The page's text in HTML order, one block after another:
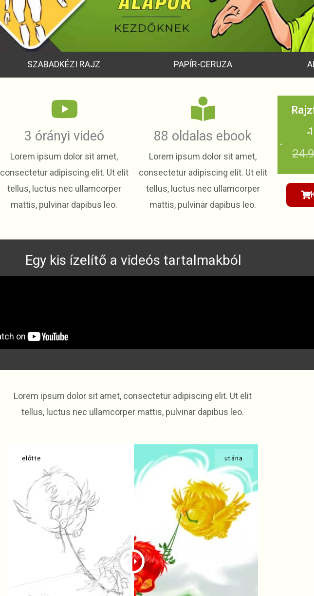
SZABADKÉZI RAJZ PAPÍR-CERUZA
3 órányi videó
Lorem ipsum dolor sit amet,
consectetur adipiscing elit. Ut elit
tellus, luctus nec ullamcorper
mattis, pulvinar dapibus leo.
88 oldalas ebook
Lorem ipsum dolor sit amet,
consectetur adipiscing elit. Ut elit
tellus, luctus nec ullamcorper
mattis, pulvinar dapibus leo.
Egy kis ízelítő a videós tartalmakból
Lorem ipsum dolor sit amet, consectetur adipiscing elit. Ut elit
tellus, luctus nec ullamcorper mattis, pulvinar dapibus leo.